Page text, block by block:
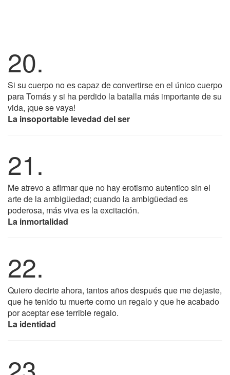
20.
Si su cuerpo no es capaz de convertirse en el único cuerpo
para Tomás y si ha perdido la batalla más importante de su
vida, ¡que se vaya!
La insoportable levedad del ser
21.
Me atrevo a afirmar que no hay erotismo autentico sin el
arte de la ambigüedad; cuando la ambigüedad es
poderosa, más viva es la excitación.
La inmortalidad
22.
Quiero decirte ahora, tantos años después que me dejaste,
que he tenido tu muerte como un regalo y que he acabado
por aceptar ese terrible regalo.
La identidad